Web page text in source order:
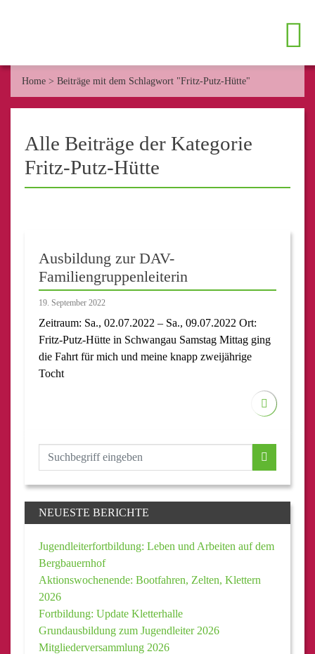
Home > Beiträge mit dem Schlagwort "Fritz-Putz-Hütte"
Alle Beiträge der Kategorie
Fritz-Putz-Hütte
Ausbildung zur DAV-
Familiengruppenleiterin
19. September 2022
Zeitraum: Sa., 02.07.2022 – Sa., 09.07.2022 Ort:
Fritz-Putz-Hütte in Schwangau Samstag Mittag ging
die Fahrt für mich und meine knapp zweijährige
Tocht
NEUESTE BERICHTE
Jugendleiterfortbildung: Leben und Arbeiten auf dem
Bergbauernhof
Aktionswochenende: Bootfahren, Zelten, Klettern
2026
Fortbildung: Update Kletterhalle
Grundausbildung zum Jugendleiter 2026
Mitgliederversammlung 2026